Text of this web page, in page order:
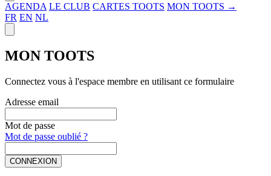
AGENDA LE CLUB CARTES TOOTS MON TOOTS →
FR EN NL
MON TOOTS
Connectez vous à l'espace membre en utilisant ce formulaire
Adresse email
Mot de passe
Mot de passe oublié ?
CONNEXION